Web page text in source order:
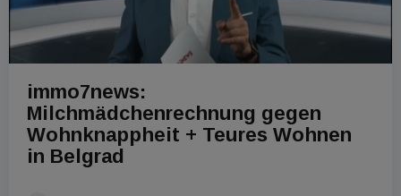
immo7news:
Milchmädchenrechnung gegen
Wohnknappheit + Teures Wohnen
in Belgrad